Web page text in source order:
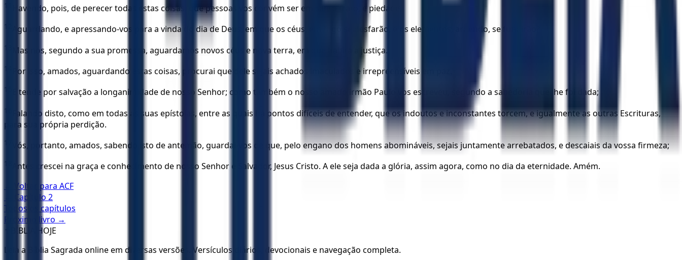
11 Havendo, pois, de perecer todas estas coisas, que pessoas vos convém ser em santo trato, e piedade,
12 Aguardando, e apressando-vos para a vinda do dia de Deus, em que os céus, em fogo se desfarão, e os elementos, ardendo, se fundirão?
13 Mas nós, segundo a sua promessa, aguardamos novos céus e nova terra, em que habita a justiça.
14 Por isso, amados, aguardando estas coisas, procurai que dele sejais achados imaculados e irrepreensíveis em paz.
15 E tende por salvação a longanimidade de nosso Senhor; como também o nosso amado irmão Paulo vos escreveu, segundo a sabedoria que lhe foi dada;
16
Falando disto, como em todas as suas epístolas, entre as quais há pontos difíceis de entender, que os indoutos e inconstantes torcem, e igualmente as outras Escrituras,
para sua própria perdição.
17 Vós, portanto, amados, sabendo isto de antemão, guardai-vos de que, pelo engano dos homens abomináveis, sejais juntamente arrebatados, e descaiais da vossa firmeza;
18
Antes crescei na graça e conhecimento de nosso Senhor e Salvador, Jesus Cristo. A ele seja dada a glória, assim agora, como no dia da eternidade. Amém.
← Voltar para ACF
← Capítulo 2
Todos os capítulos
Próximo livro →
BÍBLIA HOJE
Leia a Bíblia Sagrada online em diversas versões. Versículos diários, devocionais e navegação completa.